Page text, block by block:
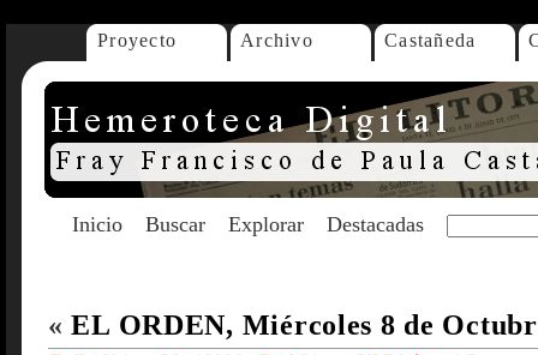
Proyecto Archivo Castañeda
Inicio Buscar Explorar Destacadas
« EL ORDEN, Miércoles 8 de